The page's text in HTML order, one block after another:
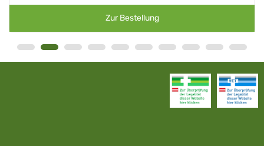
Zur Bestellung